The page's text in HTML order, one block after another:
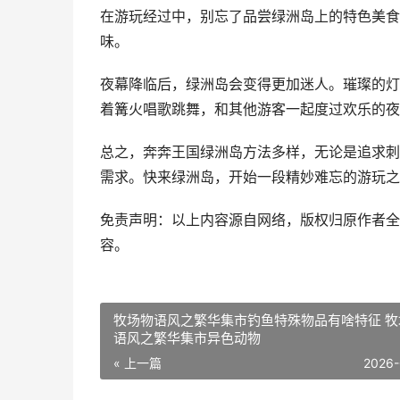
在游玩经过中，别忘了品尝绿洲岛上的特色美
味。
夜幕降临后，绿洲岛会变得更加迷人。璀璨的
着篝火唱歌跳舞，和其他游客一起度过欢乐的
总之，奔奔王国绿洲岛方法多样，无论是追求
需求。快来绿洲岛，开始一段精妙难忘的游玩
免责声明：以上内容源自网络，版权归原作者
容。
牧场物语风之繁华集市钓鱼特殊物品有啥特征
语风之繁华集市异色动物
« 上一篇